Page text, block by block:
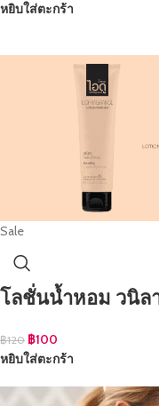
หยิบใส่ตะกร้า
Sale
โลชั่นน้ำหอม วนิล
฿120 ฿100
หยิบใส่ตะกร้า